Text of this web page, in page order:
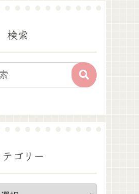
検索
テゴリー